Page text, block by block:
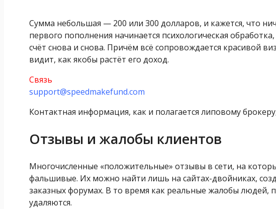
Сумма небольшая — 200 или 300 долларов, и кажется, что
первого пополнения начинается психологическая
счёт снова и снова. Причём всё сопровождается красивой
видит, как якобы растёт его доход.
Связь
support@speedmakefund.com
Контактная информация, как и полагается липовому
Отзывы и жалобы клиентов
Многочисленные «положительные» отзывы в сети, на
фальшивые. Их можно найти лишь на сайтах-двойниках,
заказных форумах. В то время как реальные жалобы людей,
удаляются.